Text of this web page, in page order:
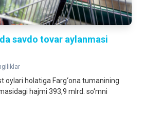
savdo tovar aylanmasi
oylari holatiga Farg‘ona tumanining
hajmi 393,9 mlrd. so‘mni